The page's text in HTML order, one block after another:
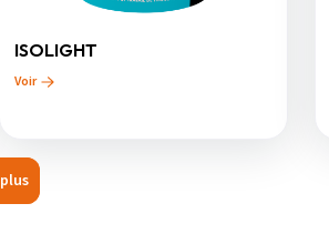
ISOLIGHT
Voir
Afficher plus